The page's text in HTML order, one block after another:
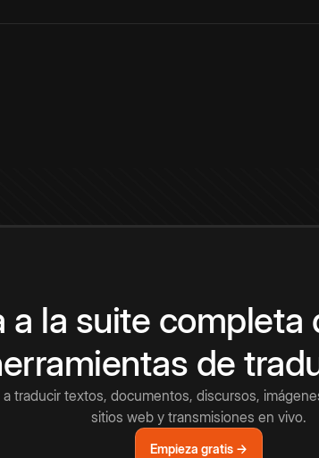
a la suite completa
de
a traducir textos, documentos, discursos,
sitios web y transmisiones en vivo.
Empieza gratis →